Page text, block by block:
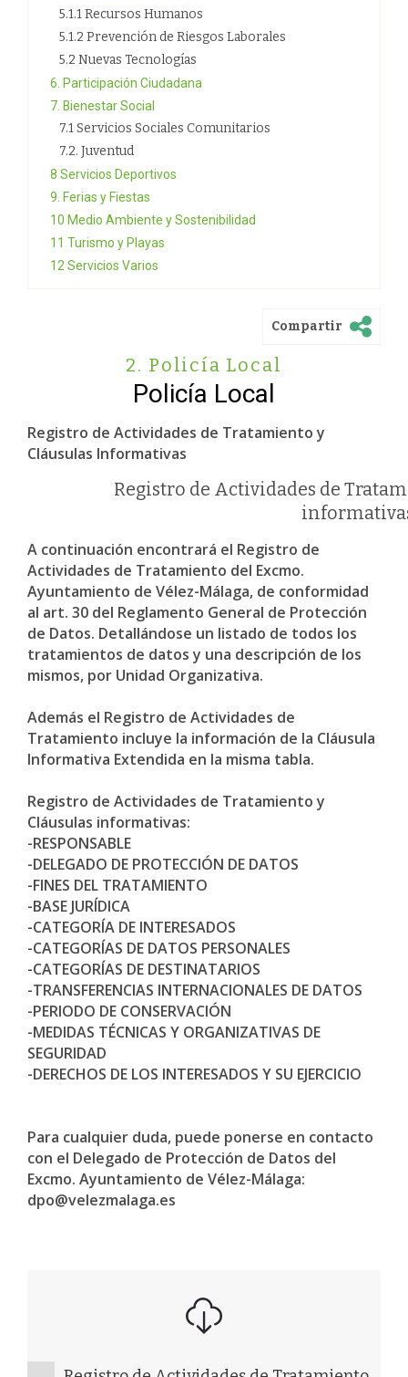
5.1.1 Recursos Humanos
5.1.2 Prevención de Riesgos Laborales
5.2 Nuevas Tecnologías
6. Participación Ciudadana
7. Bienestar Social
7.1 Servicios Sociales Comunitarios
7.2. Juventud
8 Servicios Deportivos
9. Ferias y Fiestas
10 Medio Ambiente y Sostenibilidad
11 Turismo y Playas
12 Servicios Varios
Compartir
2. Policía Local
Policía Local
Registro de Actividades de Tratamiento y
Cláusulas Informativas
Registro de Actividades de
A continuación encontrará el Registro de
Actividades de Tratamiento del Excmo.
Ayuntamiento de Vélez-Málaga, de conformidad
al art. 30 del Reglamento General de Protección
de Datos. Detallándose un listado de todos los
tratamientos de datos y una descripción de los
mismos, por Unidad Organizativa.
Además el Registro de Actividades de
Tratamiento incluye la información de la Cláusula
Informativa Extendida en la misma tabla.
Registro de Actividades de Tratamiento y
Cláusulas informativas:
-RESPONSABLE
-DELEGADO DE PROTECCIÓN DE DATOS
-FINES DEL TRATAMIENTO
-BASE JURÍDICA
-CATEGORÍA DE INTERESADOS
-CATEGORÍAS DE DATOS PERSONALES
-CATEGORÍAS DE DESTINATARIOS
-TRANSFERENCIAS INTERNACIONALES DE DATOS
-PERIODO DE CONSERVACIÓN
-MEDIDAS TÉCNICAS Y ORGANIZATIVAS DE
SEGURIDAD
-DERECHOS DE LOS INTERESADOS Y SU EJERCICIO
Para cualquier duda, puede ponerse en contacto
con el Delegado de Protección de Datos del
Excmo. Ayuntamiento de Vélez-Málaga:
dpo@velezmalaga.es